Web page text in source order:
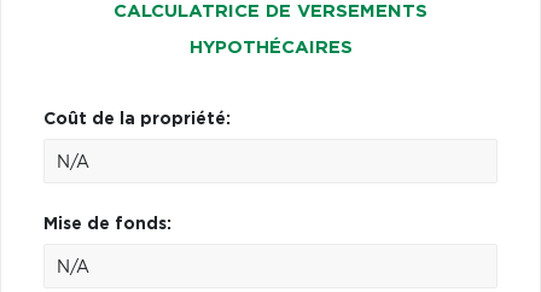
CALCULATRICE DE VERSEMENTS
HYPOTHÉCAIRES
Coût de la propriété:
Mise de fonds: